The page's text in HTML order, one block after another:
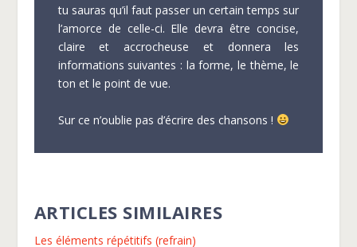
tu sauras qu’il faut passer un certain temps sur
l’amorce de celle-ci. Elle devra être concise,
claire et accrocheuse et donnera les
informations suivantes : la forme, le thème, le
ton et le point de vue.
Sur ce n’oublie pas d’écrire des chansons !
ARTICLES SIMILAIRES
Les éléments répétitifs (refrain)